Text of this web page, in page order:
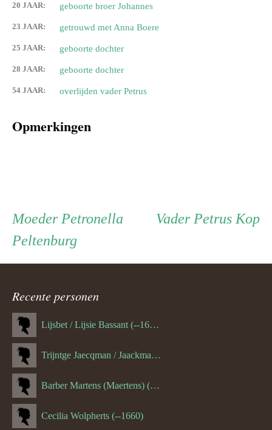
20 JAAR: geboorte broer Johannes
23 JAAR: getrouwd met Anna Boere
25 JAAR: geboorte dochter
28 JAAR: geboorte dochter
54 JAAR: overlijden vader Petrus
Opmerkingen
Persoon
ouder
navigatie
Vader Vader
Petrus Kop
Moeder Moeder
Petronella
Peltenburg
Recente personen
Lijsbet / Lijsie Bassant (--1687)
Trijntge Jaecqman / Jaackman (--1651)
Barber Martens (Maertens) (--1658)
Cecilia Wolpherts (--1660)